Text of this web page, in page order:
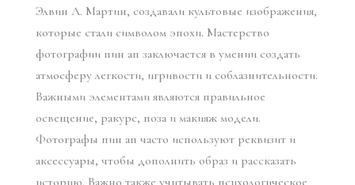
Элвин Л. Мартин, создавали культовые изображения,
которые стали символом эпохи. Мастерство
фотографии пин ап заключается в умении создать
атмосферу легкости, игривости и соблазнительности.
Важными элементами являются правильное
освещение, ракурс, поза и макияж модели.
Фотографы пин ап часто используют реквизит и
аксессуары, чтобы дополнить образ и рассказать